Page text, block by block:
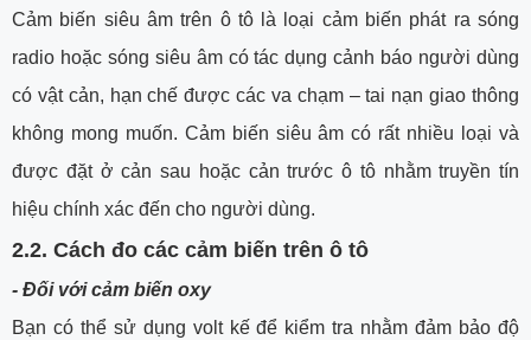
Cảm biến siêu âm trên ô tô là loại cảm biến phát ra sóng
radio hoặc sóng siêu âm có tác dụng cảnh báo người dùng
có vật cản, hạn chế được các va chạm – tai nạn giao thông
không mong muốn. Cảm biến siêu âm có rất nhiều loại và
được đặt ở cản sau hoặc cản trước ô tô nhằm truyền tín
hiệu chính xác đến cho người dùng.
2.2. Cách đo các cảm biến trên ô tô
- Đối với cảm biến oxy
Bạn có thể sử dụng volt kế để kiểm tra nhằm đảm bảo độ